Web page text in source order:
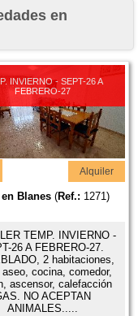
en
INVIERNO - SEPT-26 A
FEBRERO-27
Alquiler
Blanes(Ref.: 1271)
TEMP. INVIERNO -
26 A FEBRERO-27.
2 habitaciones,
aseo, cocina, comedor,
ascensor, calefacción
NO ACEPTAN
ANIMALES.....